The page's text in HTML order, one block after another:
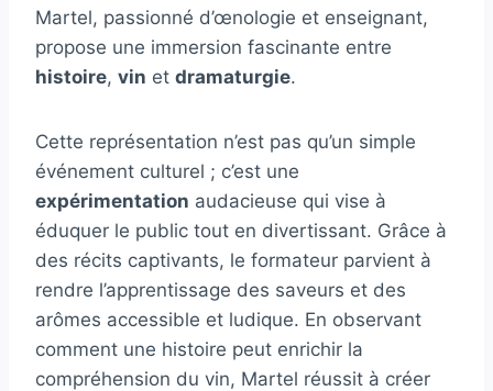
Martel, passionné d’œnologie et enseignant,
propose une immersion fascinante entre
histoire, vin et dramaturgie.
Cette représentation n’est pas qu’un simple
événement culturel ; c’est une
expérimentation audacieuse qui vise à
éduquer le public tout en divertissant. Grâce à
des récits captivants, le formateur parvient à
rendre l’apprentissage des saveurs et des
arômes accessible et ludique. En observant
comment une histoire peut enrichir la
compréhension du vin, Martel réussit à créer